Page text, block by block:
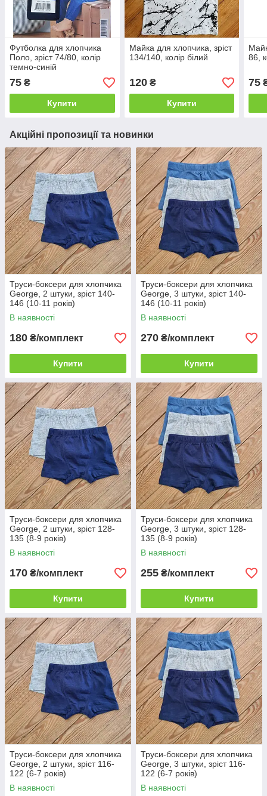
Футболка для хлопчика
Поло, зріст 74/80, колір
темно-синій
75 ₴
Купити
Майка для хлопчика, зріст
134/140, колір білий
120₴
Купити
86,
75
Акційні пропозиції та новинки
Труси-боксери для хлопчика
George, 2 штуки, зріст 140-
146 (10-11 років)
В наявності
180 ₴/комплект
Купити
Труси-боксери для хлопчика
George, 3 штуки, зріст 140-
146 (10-11 років)
В наявності
270 ₴/комплект
Купити
Труси-боксери для хлопчика
George, 2 штуки, зріст 128-
135 (8-9 років)
В наявності
170 ₴/комплект
Купити
Труси-боксери для хлопчика
George, 3 штуки, зріст 128-
135 (8-9 років)
В наявності
255 ₴/комплект
Купити
Труси-боксери для хлопчика
George, 2 штуки, зріст 116-
122 (6-7 років)
В наявності
Труси-боксери для хлопчика
George, 3 штуки, зріст 116-
122 (6-7 років)
В наявності